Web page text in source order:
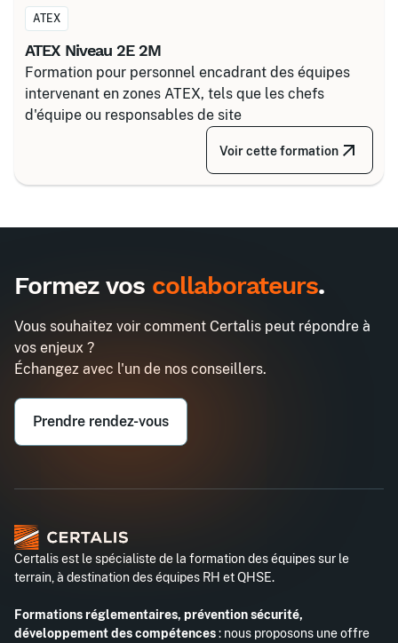
ATEX
ATEX Niveau 2E 2M
Formation pour personnel encadrant des équipes
intervenant en zones ATEX, tels que les chefs
d'équipe ou responsables de site
Voir cette formation
ATEX Niveau 1E
entreprise dans l'heure
Email professionnel*
Formez vos collaborateurs.
Vous souhaitez voir comment Certalis peut répondre à
vos enjeux ?
Échangez avec l'un de nos conseillers.
Prendre rendez-vous
Certalis est le spécialiste de la formation des équipes sur le
terrain, à destination des équipes RH et QHSE.
Formations réglementaires, prévention sécurité,
développement des compétences: nous proposons une offre